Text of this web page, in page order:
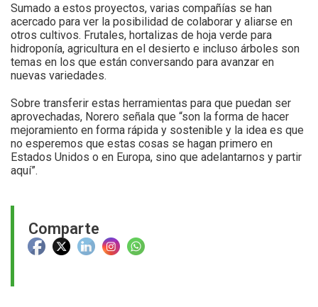
Comparte
Sumado a estos proyectos, varias compañías se han
acercado para ver la posibilidad de colaborar y aliarse en
otros cultivos. Frutales, hortalizas de hoja verde para
hidroponía, agricultura en el desierto e incluso árboles son
temas en los que están conversando para avanzar en
nuevas variedades.
Sobre transferir estas herramientas para que puedan ser
aprovechadas, Norero señala que “son la forma de hacer
mejoramiento en forma rápida y sostenible y la idea es que
no esperemos que estas cosas se hagan primero en
Estados Unidos o en Europa, sino que adelantarnos y partir
aquí”.